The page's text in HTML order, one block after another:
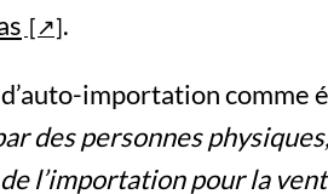
.
importation comme
des personnes
l’importation pour la